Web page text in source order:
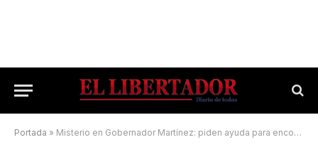
Portada » Misterio en Gobernador Martínez: piden ayuda para encontrar a un joven desaparecido hace 9 días